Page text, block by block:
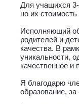
Для учащихся 3-
но их
Исполняющий
родителей и
качества. В
уникальности,
качественное и
Я благодарю
образование,